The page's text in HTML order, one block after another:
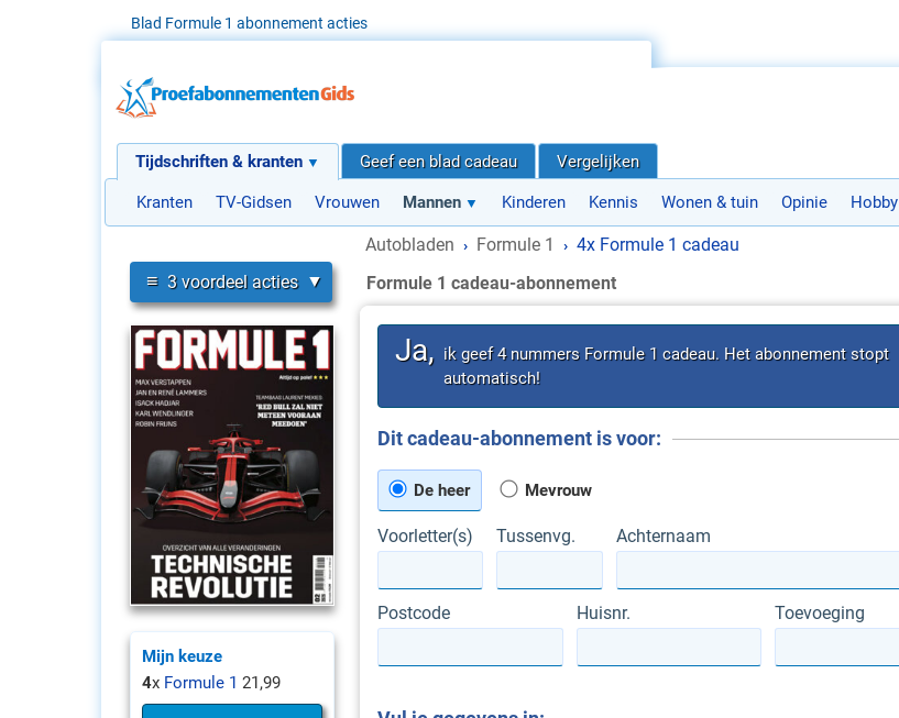
Blad Formule 1 abonnement acties
Tijdschriften & kranten
Kranten TV-Gidsen Vrouwen Mannen Kinderen Kennis Wonen & tuin Opinie Hobby
Geef een blad cadeau Vergelijken
Autobladen › Formule 1 › 4x Formule 1 cadeau
≡ 3 voordeel acties
Mijn keuze
4x Formule 1 21,99
Formule 1 cadeau-abonnement
Ja, ik geef 4 nummers Formule 1 cadeau. Het abonnement stopt
automatisch!
Dit cadeau-abonnement is voor:
De heer Mevrouw
Voorletter(s) Tussenvg. Achternaam
Postcode Huisnr. Toevoeging